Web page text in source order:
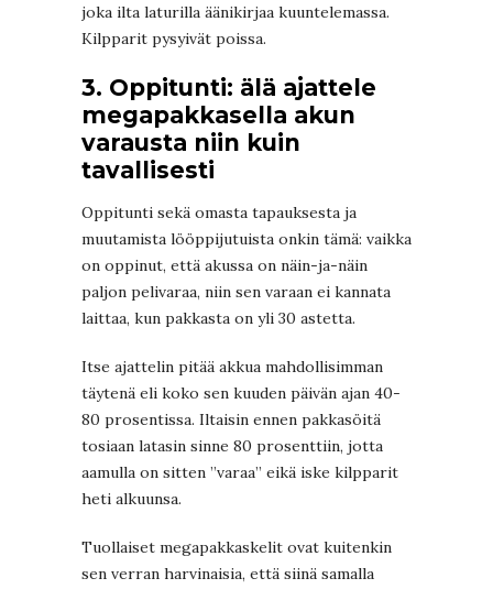
joka ilta laturilla äänikirjaa kuuntelemassa.
Kilpparit pysyivät poissa.
3. Oppitunti: älä ajattele
megapakkasella akun
varausta niin kuin
tavallisesti
Oppitunti sekä omasta tapauksesta ja
muutamista lööppijutuista onkin tämä: vaikka
on oppinut, että akussa on näin-ja-näin
paljon pelivaraa, niin sen varaan ei kannata
laittaa, kun pakkasta on yli 30 astetta.
Itse ajattelin pitää akkua mahdollisimman
täytenä eli koko sen kuuden päivän ajan 40-
80 prosentissa. Iltaisin ennen pakkasöitä
tosiaan latasin sinne 80 prosenttiin, jotta
aamulla on sitten ”varaa” eikä iske kilpparit
heti alkuunsa.
Tuollaiset megapakkaskelit ovat kuitenkin
sen verran harvinaisia, että siinä samalla